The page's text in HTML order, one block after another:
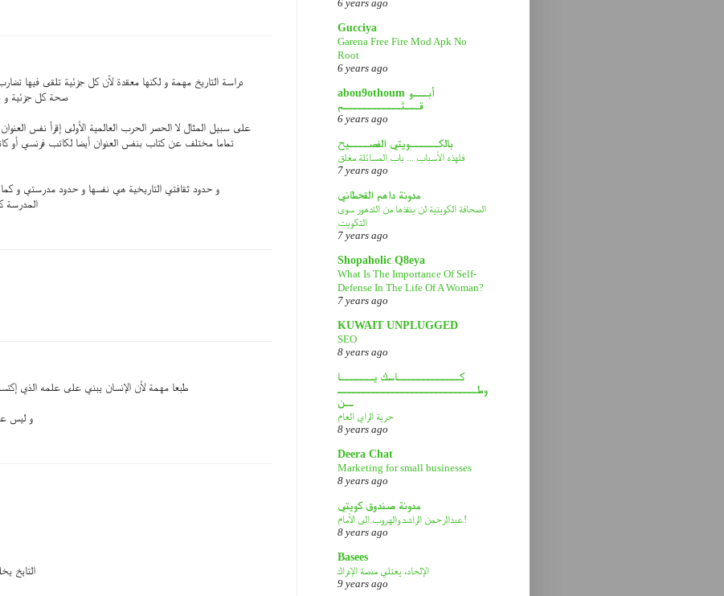
دراسة التاريخ مهمة و لكنها معقدة لأن كل جزئية تلقى فيها
صحة كل جزئية و
على سبيل المثال لا الحصر الحرب العالمية الأولى إقرأ نفس
تماما مختلف عن كتاب بنفس العنوان أيضا لكاتب فرنسي أو
و حدود ثقافتي التاريخية هي نفسها و حدود مدرستي و
المدرسة
طبعا مهمة لأن الإنسان يبني على علمه الذي
و ليس
التايخ
6 years ago
Gucciya
Garena Free Fire Mod Apk No
Root
6 years ago
abou9othoum أبـــو
قـــثــــــــــــم
6 years ago
بالكــــــويتي الفصــــيح
فلهذه الأسباب ... باب المسائلة مغلق
7 years ago
مدونة داهم القحطاني
الصحافة الكويتية لن ينقذها من التدهور سوى
التكويت
7 years ago
Shopaholic Q8eya
What Is The Importance Of Self-
Defense In The Life Of A Woman?
7 years ago
KUWAIT UNPLUGGED
SEO
8 years ago
كـــــــــــــاسك يـــــــا
وطـــــــــــــــــــــــــــــ
ــن
حرية الراي العام
8 years ago
Deera Chat
Marketing for small businesses
8 years ago
مدونة صندوق كويتي
عبدالرحمن الراشد والهروب الى الأمام!
8 years ago
Basees
الإلحاد، يعتلي منصة الإدراك
9 years ago